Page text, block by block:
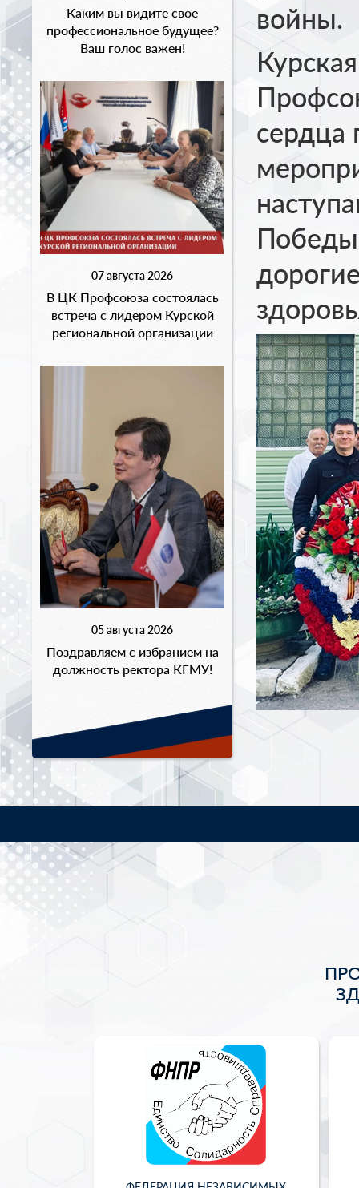
Каким вы видите свое
профессиональное будущее?
Ваш голос важен!
07 августа 2026
В ЦК Профсоюза состоялась
встреча с лидером Курской
региональной организации
05 августа 2026
Поздравляем с избранием на
должность ректора КГМУ!
войны.
сердца